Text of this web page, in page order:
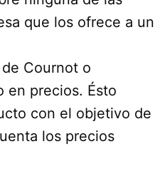
que los ofrece a un
Cournot o
en precios. Ésto
con el objetivo de
los precios